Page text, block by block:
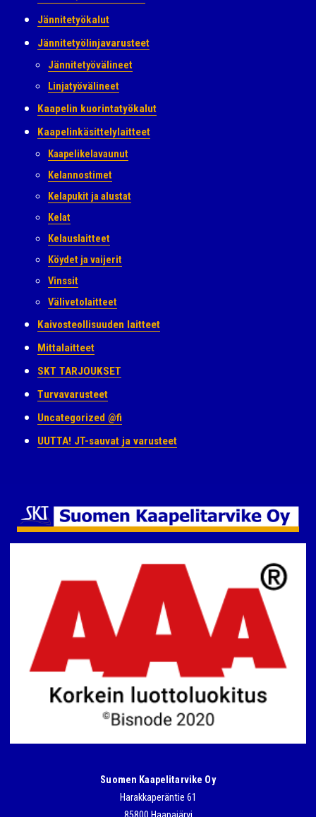
Jännitetyökalut
Jännitetyölinjavarusteet
Jännitetyövälineet
Linjatyövälineet
Kaapelin kuorintatyökalut
Kaapelinkäsittelylaitteet
Kaapelikelavaunut
Kelannostimet
Kelapukit ja alustat
Kelat
Kelauslaitteet
Köydet ja vaijerit
Vinssit
Välivetolaitteet
Kaivosteollisuuden laitteet
Mittalaitteet
SKT TARJOUKSET
Turvavarusteet
Uncategorized @fi
UUTTA! JT-sauvat ja varusteet
Suomen Kaapelitarvike Oy
Harakkaperäntie 61